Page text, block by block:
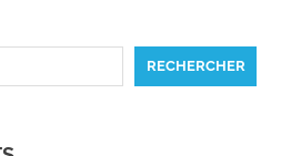
RECHERCHER